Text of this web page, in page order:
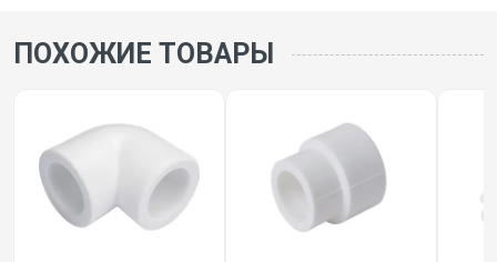
ПОХОЖИЕ ТОВАРЫ